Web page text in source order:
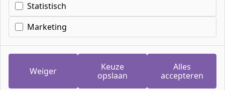
Hulp voor studenten
Wij zijn bereikbaar van maandag tot en met
vrijdag van 8.00 tot 16.30 uur
Statistisch
Marketing
Weiger
Keuze
opslaan
Alles
accepteren